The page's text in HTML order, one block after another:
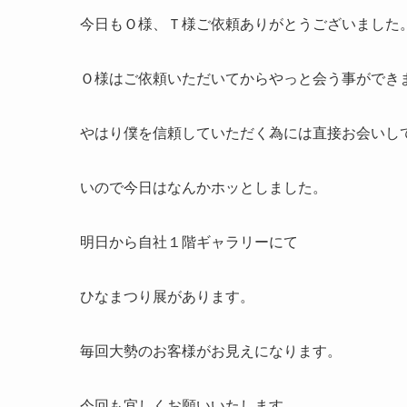
今日もＯ様、Ｔ様ご依頼ありがとうございました。
Ｏ様はご依頼いただいてからやっと会う事ができ
やはり僕を信頼していただく為には直接お会いし
いので今日はなんかホッとしました。
明日から自社１階ギャラリーにて
ひなまつり展があります。
毎回大勢のお客様がお見えになります。